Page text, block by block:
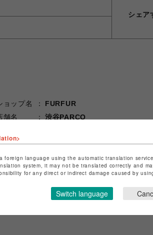
シェア
ョップ名
FURFUR
舗名
渋谷PARCO
定商取引法など法令に基づく表記は
foreign language using the automatic translation
system, it may not be translated correctly and
for any direct or indirect damage caused by
Switch language